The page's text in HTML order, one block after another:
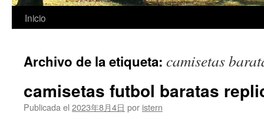
Saltar
contenido
Inicio
Archivo de la etiqueta: camisetas
camisetas futbol baratas
Publicada el 2023年8月4日 por istern